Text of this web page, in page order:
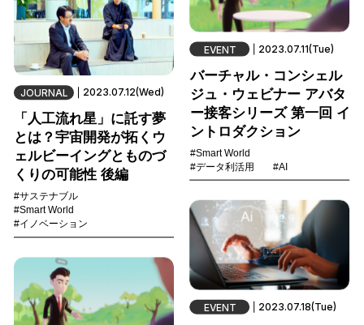
EVENT 2023.07.11(Tue)
バーチャル・コンシェル
ジュ・ウェビナー アバタ
ー接客シリーズ 第一回 イ
ントロダクション
#Smart World
#データ利活用
#AI
JOURNAL 2023.07.12(Wed)
「人工流れ星」に託す夢
とは？宇宙開発が拓くウ
ェルビーイングとものづ
くりの可能性 後編
#サステナブル
#Smart World
#イノベーション
EVENT 2023.07.18(Tue)